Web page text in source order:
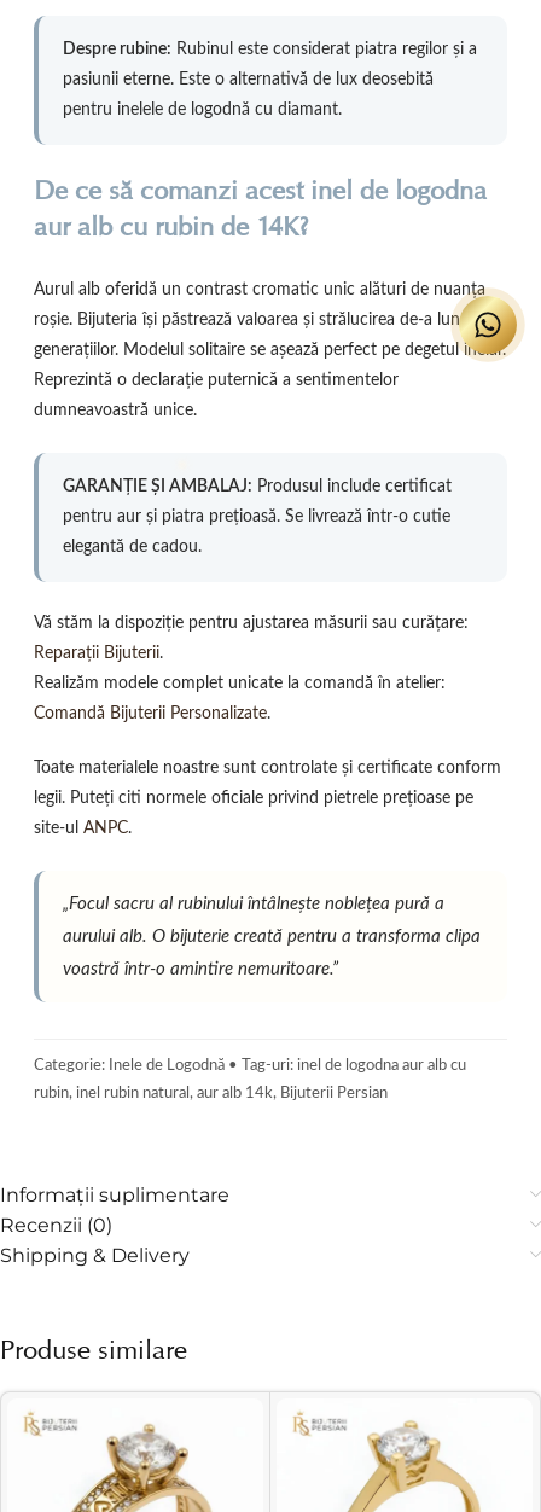
Despre rubine: Rubinul este considerat piatra regilor și a
pasiunii eterne. Este o alternativă de lux deosebită
pentru inelele de logodnă cu diamant.
De ce să comanzi acest inel de logodna
aur alb cu rubin de 14K?
Aurul alb oferidă un contrast cromatic unic alături de nuanța
roșie. Bijuteria își păstrează valoarea și strălucirea de-a lungul
generațiilor. Modelul solitaire se așează perfect pe degetul inelar.
Reprezintă o declarație puternică a sentimentelor
dumneavoastră unice.
GARANȚIE ȘI AMBALAJ: Produsul include certificat
pentru aur și piatra prețioasă. Se livrează într-o cutie
elegantă de cadou.
Vă stăm la dispoziție pentru ajustarea măsurii sau curățare:
Reparații Bijuterii.
Realizăm modele complet unicate la comandă în atelier:
Comandă Bijuterii Personalizate.
Toate materialele noastre sunt controlate și certificate conform
legii. Puteți citi normele oficiale privind pietrele prețioase pe
site-ul ANPC.
„Focul sacru al rubinului întâlnește noblețea pură a
aurului alb. O bijuterie creată pentru a transforma clipa
voastră într-o amintire nemuritoare.”
Categorie: Inele de Logodnă • Tag-uri: inel de logodna aur alb cu
rubin, inel rubin natural, aur alb 14k, Bijuterii Persian
Informații suplimentare
Recenzii (0)
Shipping & Delivery
Produse similare